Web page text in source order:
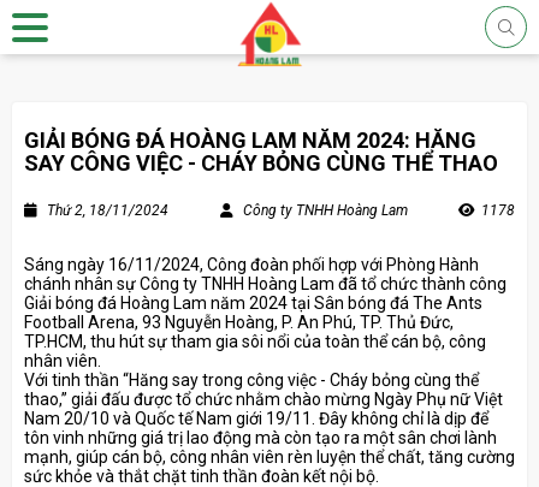
GIẢI BÓNG ĐÁ HOÀNG LAM NĂM 2024: HĂNG
SAY CÔNG VIỆC - CHÁY BỎNG CÙNG THỂ THAO
Thứ 2, 18/11/2024 Công ty TNHH Hoàng Lam 1178
Sáng ngày 16/11/2024, Công đoàn phối hợp với Phòng Hành
chánh nhân sự Công ty TNHH Hoàng Lam đã tổ chức thành công
Giải bóng đá Hoàng Lam năm 2024 tại Sân bóng đá The Ants
Football Arena, 93 Nguyễn Hoàng, P. An Phú, TP. Thủ Đức,
TP.HCM, thu hút sự tham gia sôi nổi của toàn thể cán bộ, công
nhân viên.
Với tinh thần “Hăng say trong công việc - Cháy bỏng cùng thể
thao,” giải đấu được tổ chức nhằm chào mừng Ngày Phụ nữ Việt
Nam 20/10 và Quốc tế Nam giới 19/11. Đây không chỉ là dịp để
tôn vinh những giá trị lao động mà còn tạo ra một sân chơi lành
mạnh, giúp cán bộ, công nhân viên rèn luyện thể chất, tăng cường
sức khỏe và thắt chặt tinh thần đoàn kết nội bộ.